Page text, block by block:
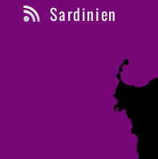
Sardinien